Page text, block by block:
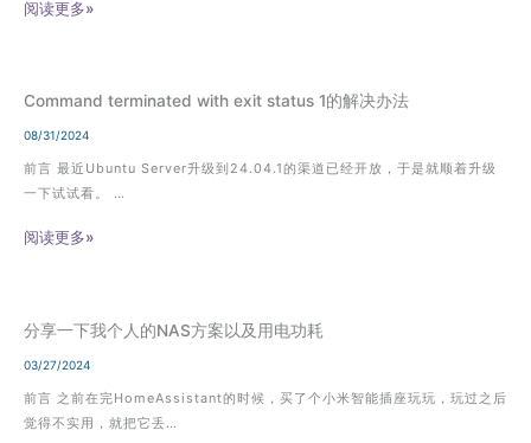
阅读更多»
Command terminated with exit status 1的解决办法
08/31/2024
前言 最近Ubuntu Server升级到24.04.1的渠道已经开放，于是就顺着升级
一下试试看。 …
阅读更多»
分享一下我个人的NAS方案以及用电功耗
03/27/2024
前言 之前在完HomeAssistant的时候，买了个小米智能插座玩玩，玩过之后
觉得不实用，就把它丢…